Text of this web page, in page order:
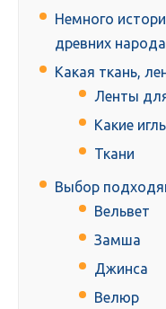
Немного
древних
Какая ткань,
Ленты
Какие
Ткани
Выбор
Вельвет
Замша
Джинса
Велюр